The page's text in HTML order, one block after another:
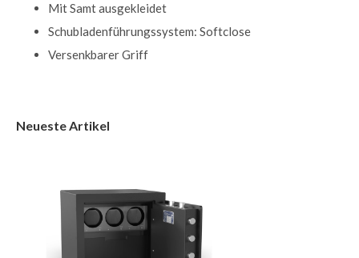
Mit Samt ausgekleidet
Schubladenführungssystem: Softclose
Versenkbarer Griff
Neueste Artikel